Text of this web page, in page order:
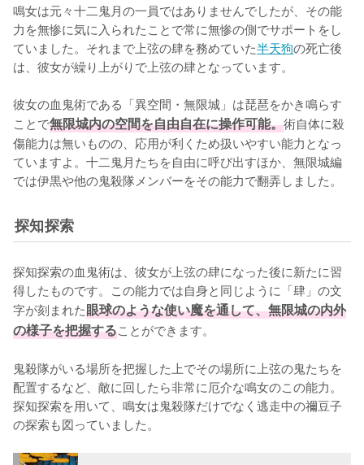
鳴女は元々十二鬼月の一員ではありませんでしたが、その能
力を無惨に気に入られたことで常に無惨の側でサポートをし
ていました。それまで上弦の肆を務めていた半天狗の死亡後
は、彼女が繰り上がりで上弦の肆となっています。
彼女の血鬼術である「異空間・無限城」は琵琶をかき鳴らす
ことで無限城内の空間を自由自在に操作可能。術自体に殺
傷能力は無いものの、応用が利くため扱いやすい能力となっ
ていますよ。十二鬼月たちを自由に呼び出すほか、無限城編
では伊黒や他の鬼殺隊メンバーをその能力で翻弄しました。
探知探索
探知探索の血鬼術は、彼女が上弦の肆になった後に新たに習
得したものです。この能力では自身と同じように「肆」の文
字が刻まれた眼球のような使い魔を通して、無限城の内外
の様子を把握することができます。
鬼殺隊がいる場所を把握した上でその場所に上弦の鬼たちを
配置するなど、敵に回したら非常に厄介な鳴女のこの能力。
探知探索を用いて、鳴女は鬼殺隊だけでなく逃走中の禰豆子
の探索も図っていました。